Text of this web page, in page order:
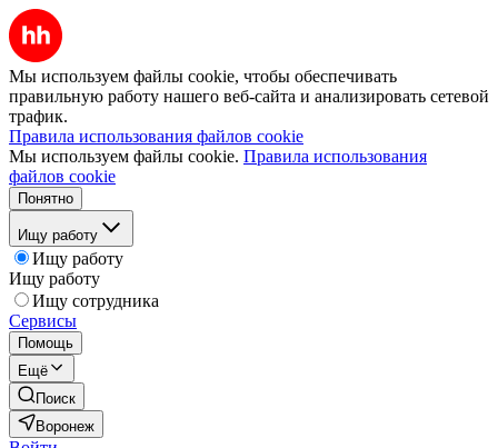
Мы используем файлы cookie, чтобы обеспечивать
правильную работу нашего веб-сайта и анализировать сетевой
трафик.
Правила использования файлов cookie
Мы используем файлы cookie. Правила использования
файлов cookie
Понятно
Ищу работу
Ищу работу
Ищу работу
Ищу сотрудника
Сервисы
Помощь
Ещё
Поиск
Воронеж